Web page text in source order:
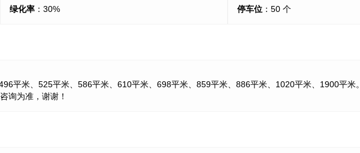
绿化率 ：30%
停车位 ：50 个
平米、525平米、586平米、610平米、698平米、859平米、886平米、1020平米、1900平米。
询为准，谢谢！